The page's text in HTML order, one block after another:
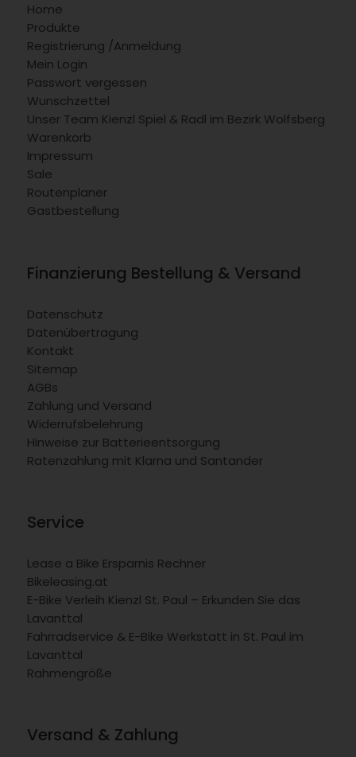
Home
Produkte
Registrierung /Anmeldung
Mein Login
Passwort vergessen
Wunschzettel
Unser Team Kienzl Spiel & Radl im Bezirk Wolfsberg
Warenkorb
Impressum
Sale
Routenplaner
Gastbestellung
Finanzierung Bestellung & Versand
Datenschutz
Datenübertragung
Kontakt
Sitemap
AGBs
Zahlung und Versand
Widerrufsbelehrung
Hinweise zur Batterieentsorgung
Ratenzahlung mit Klarna und Santander
Service
Lease a Bike Ersparnis Rechner
Bikeleasing.at
E-Bike Verleih Kienzl St. Paul – Erkunden Sie das
Lavanttal
Fahrradservice & E-Bike Werkstatt in St. Paul im
Lavanttal
Rahmengröße
Versand & Zahlung